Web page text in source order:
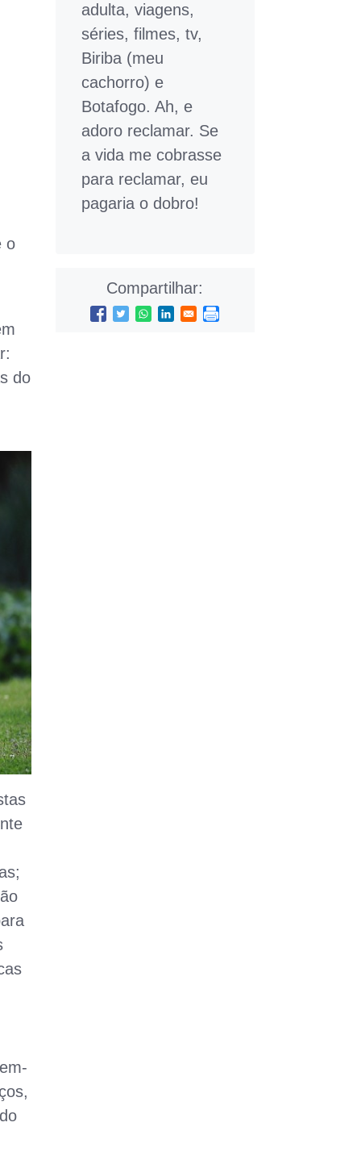
o
do
adulta, viagens,
séries, filmes, tv,
Biriba (meu
cachorro) e
Botafogo. Ah, e
adoro reclamar. Se
a vida me cobrasse
para reclamar, eu
pagaria o dobro!
Compartilhar: